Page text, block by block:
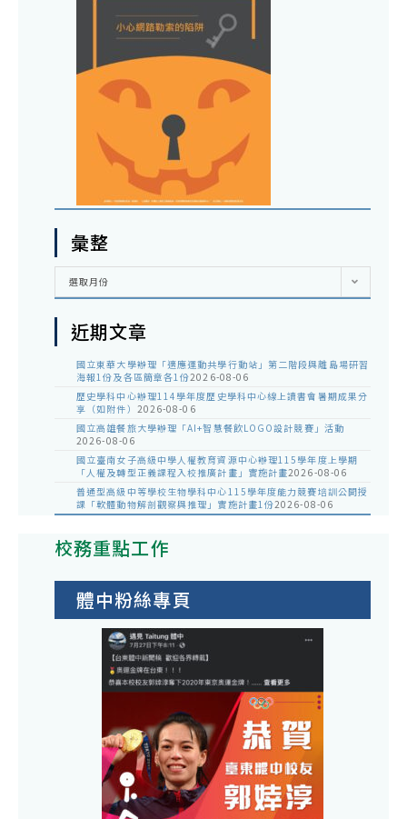
彙整
彙
選取月份
近期文章
國立東華大學辦理「適應運動共學行動站」第二階段與離島場研習
海報1份及各區簡章各1份2026-08-06
歷史學科中心辦理114學年度歷史學科中心線上讀書會暑期成果分
享（如附件） 2026-08-06
國立高雄餐旅大學辦理「AI+智慧餐飲LOGO設計競賽」活動
2026-08-06
國立臺南女子高級中學人權教育資源中心辦理115學年度上學期
「人權及轉型正義課程入校推廣計畫」實施計畫2026-08-06
普通型高級中等學校生物學科中心115學年度能力競賽培訓公開授
課「軟體動物解剖觀察與推理」實施計畫1份2026-08-06
校務重點工作
體中粉絲專頁